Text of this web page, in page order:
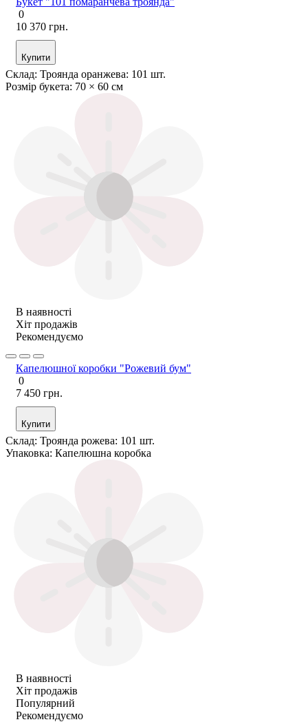
0
10 370 грн.
Купити
Склад: Троянда оранжева: 101 шт.
Розмір букета: 70 × 60 см
В наявності
Хіт продажів
Рекомендуємо
Капелюшної коробки "Рожевий бум"
0
7 450 грн.
Купити
Склад: Троянда рожева: 101 шт.
Упаковка: Капелюшна коробка
В наявності
Хіт продажів
Популярний
Рекомендуємо